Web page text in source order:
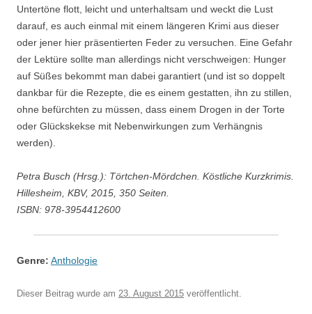
Untertöne flott, leicht und unterhaltsam und weckt die Lust
darauf, es auch einmal mit einem längeren Krimi aus dieser
oder jener hier präsentierten Feder zu versuchen. Eine Gefahr
der Lektüre sollte man allerdings nicht verschweigen: Hunger
auf Süßes bekommt man dabei garantiert (und ist so doppelt
dankbar für die Rezepte, die es einem gestatten, ihn zu stillen,
ohne befürchten zu müssen, dass einem Drogen in der Torte
oder Glückskekse mit Nebenwirkungen zum Verhängnis
werden).
Petra Busch (Hrsg.): Törtchen-Mördchen. Köstliche Kurzkrimis.
Hillesheim, KBV, 2015, 350 Seiten.
ISBN: 978-3954412600
Genre: Anthologie
Dieser Beitrag wurde am 23. August 2015 veröffentlicht.